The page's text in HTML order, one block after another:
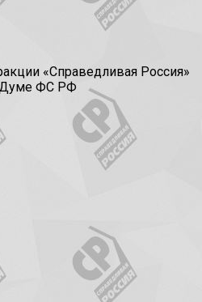
«Справедливая Россия»
Думе ФС РФ